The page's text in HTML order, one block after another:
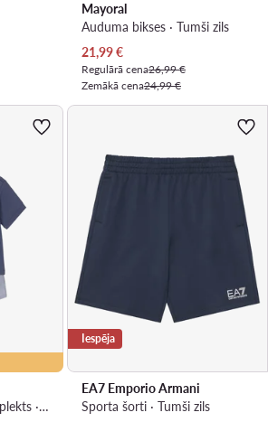
Mayoral
Auduma bikses · Tumši zils
Pašreizējā cena
21,99€
Regulārā cena26,99 €
Zemākā cena24,99 €
T-krekla un šortu komplekts · Tumši zils
Iespēja
EA7 Emporio Armani
Sporta šorti · Tumši zils